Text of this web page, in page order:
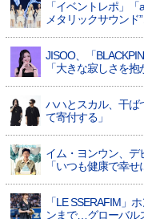
「イベントレポ」
メタリックサウン
JISOO、「
「大きな寂しさを抱
ハハとスカル、干
て寄付する」
イム・ヨンウン、
「いつも健康で幸せ
「LE SSERAFIM」
ンまで…グローバル